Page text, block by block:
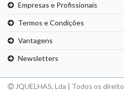
Empresas e Profissionais
Termos e Condições
Vantagens
Newsletters
JQUELHAS, Lda | Todos os